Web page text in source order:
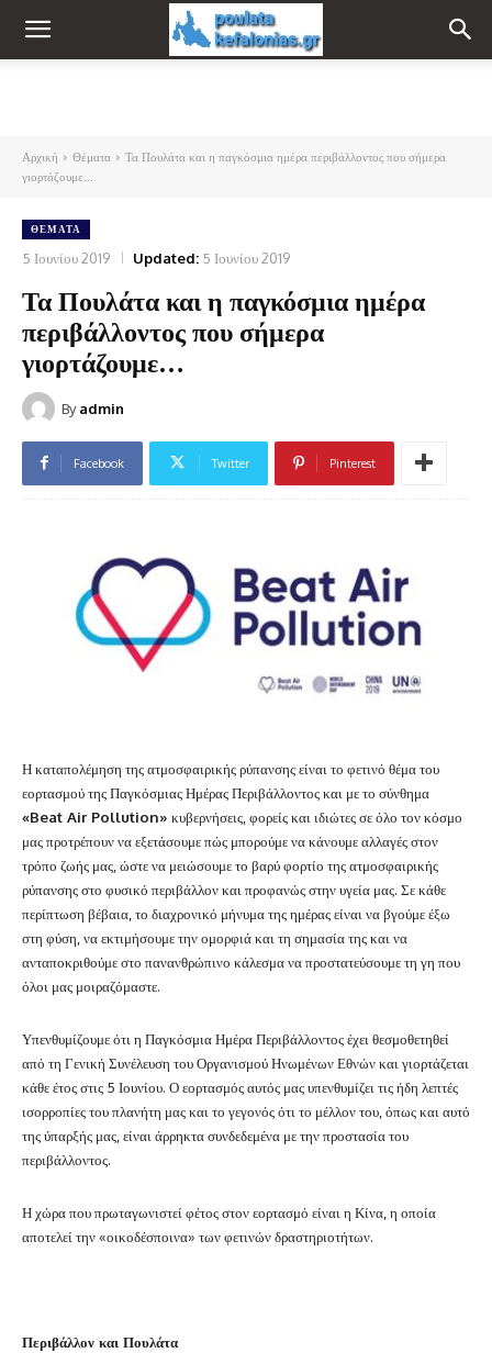
Αρχική Θέματα
Τα Πουλάτα και η παγκόσμια ημέρα περιβάλλοντος που σήμερα
γιορτάζουμε...
ΘΈΜΑΤΑ
5 Ιουνίου 2019 Updated: 5 Ιουνίου 2019
Τα Πουλάτα και η παγκόσμια ημέρα
περιβάλλοντος που σήμερα
γιορτάζουμε…
By admin
Facebook Twitter Pinterest
Η καταπολέμηση της ατμοσφαιρικής ρύπανσης είναι το φετινό θέμα του
εορτασμού της Παγκόσμιας Ημέρας Περιβάλλοντος και με το σύνθημα
«Beat Air Pollution» κυβερνήσεις, φορείς και ιδιώτες σε όλο τον κόσμο
μας προτρέπουν να εξετάσουμε πώς μπορούμε να κάνουμε αλλαγές στον
τρόπο ζωής μας, ώστε να μειώσουμε το βαρύ φορτίο της ατμοσφαιρικής
ρύπανσης στο φυσικό περιβάλλον και προφανώς στην υγεία μας. Σε κάθε
περίπτωση βέβαια, το διαχρονικό μήνυμα της ημέρας είναι να βγούμε έξω
στη φύση, να εκτιμήσουμε την ομορφιά και τη σημασία της και να
ανταποκριθούμε στο πανανθρώπινο κάλεσμα να προστατεύσουμε τη γη που
όλοι μας μοιραζόμαστε.
Υπενθυμίζουμε ότι η Παγκόσμια Ημέρα Περιβάλλοντος έχει θεσμοθετηθεί
από τη Γενική Συνέλευση του Οργανισμού Ηνωμένων Εθνών και γιορτάζεται
κάθε έτος στις 5 Ιουνίου. Ο εορτασμός αυτός μας υπενθυμίζει τις ήδη λεπτές
ισορροπίες του πλανήτη μας και το γεγονός ότι το μέλλον του, όπως και αυτό
της ύπαρξής μας, είναι άρρηκτα συνδεδεμένα με την προστασία του
περιβάλλοντος.
Η χώρα που πρωταγωνιστεί φέτος στον εορτασμό είναι η Κίνα, η οποία
αποτελεί την «οικοδέσποινα» των φετινών δραστηριοτήτων.
Περιβάλλον και Πουλάτα